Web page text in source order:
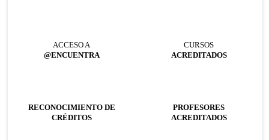
ACCESO A
@ENCUENTRA
CURSOS
ACREDITADOS
RECONOCIMIENTO DE
CRÉDITOS
PROFESORES
ACREDITADOS